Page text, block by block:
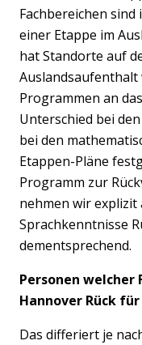
Fachbereichen
einer Etappe im
hat Standorte auf
Programmen an
Unterschied bei
bei den
Etappen-Pläne
Programm zur
nehmen wir explizit
Sprachkenntnisse
dementsprechend.
Personen welcher
Hannover Rück
Das differiert je